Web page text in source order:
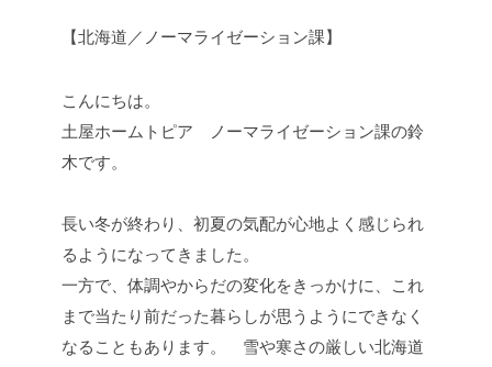
【北海道／ノーマライゼーション課】
こんにちは。
土屋ホームトピア ノーマライゼーション課の鈴
木です。
長い冬が終わり、初夏の気配が心地よく感じられ
るようになってきました。
一方で、体調やからだの変化をきっかけに、これ
まで当たり前だった暮らしが思うようにできなく
なることもあります。 雪や寒さの厳しい北海道